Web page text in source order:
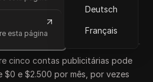
Deutsch
Français
esta página
cinco contas publicitárias pode
$0 e $2.500 por mês, por vezes